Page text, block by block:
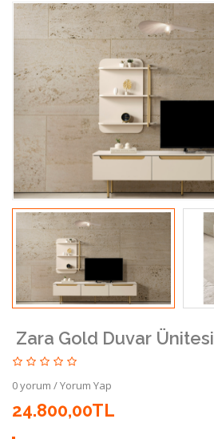
Zara Gold Duvar Ünitesi
0 yorum /Yorum Yap
24.800,00TL